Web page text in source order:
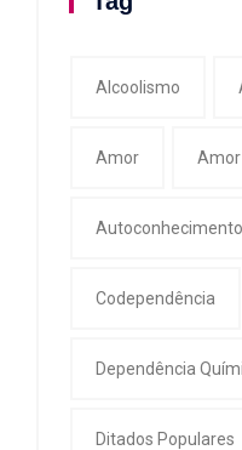
Alcoolismo
Amor Amor
Autoconhecimento
Codependência
Dependência
Ditados Populares